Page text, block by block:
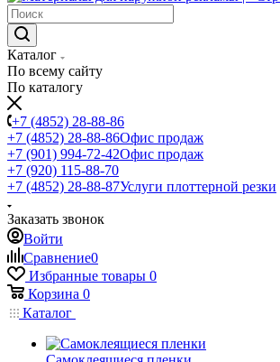
Каталог
По всему сайту
По каталогу
+7 (4852) 28-88-86
+7 (4852) 28-88-86Офис продаж
+7 (901) 994-72-42Офис продаж
+7 (920) 115-88-70
+7 (4852) 28-88-87Услуги плоттерной резки
Заказать звонок
Войти
Сравнение0
Избранные товары 0
Корзина 0
Каталог